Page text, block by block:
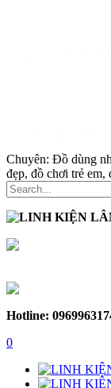
Chuyên: Đồ dùng
đẹp, đồ chơi trẻ em,
Hotline:
0